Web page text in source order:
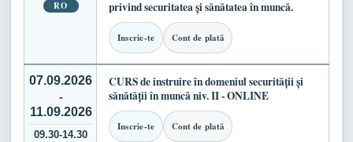
RO
privind securitatea și sănătatea în muncă.
Inscrie-te Cont de plată
07.09.2026
-
11.09.2026
09.30-14.30
CURS de instruire în domeniul securității și
sănătății în muncă niv. II - ONLINE
Inscrie-te Cont de plată